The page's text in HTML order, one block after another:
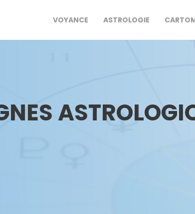
VOYANCE ASTROLOGIE